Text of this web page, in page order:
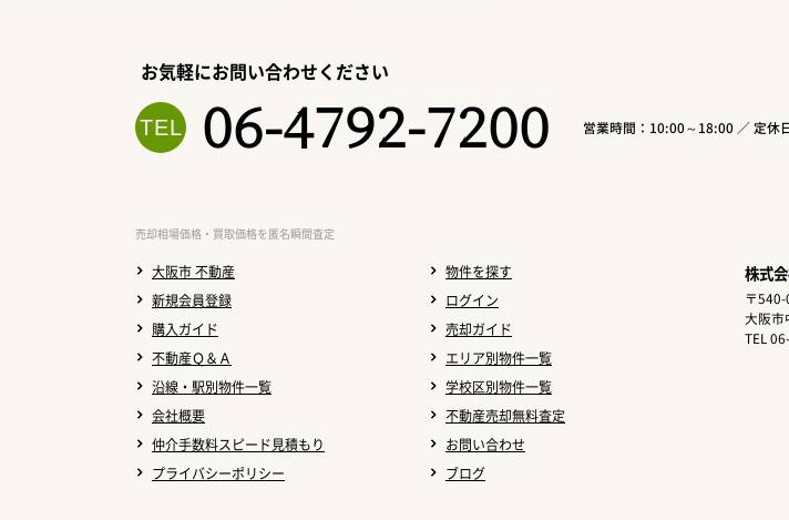
お気軽にお問い合わせください
06-4792-7200 営業時間：10:00～18:00 ／ 定休
売却相場価格・買取価格を匿名瞬間査定
大阪市 不動産
物件を探す
新規会員登録
ログイン
購入ガイド
売却ガイド
不動産Ｑ＆Ａ
エリア別物件一覧
沿線・駅別物件一覧
学校区別物件一覧
会社概要
不動産売却無料査定
仲介手数料スピード見積もり
お問い合わせ
プライバシーポリシー
ブログ
株式
〒
大阪
TEL